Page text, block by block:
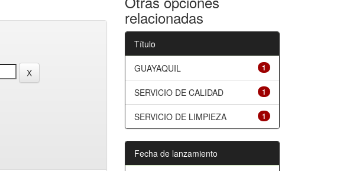
relacionadas
Título
1
GUAYAQUIL
1
SERVICIO DE CALIDAD
1
SERVICIO DE LIMPIEZA
Fecha de lanzamiento